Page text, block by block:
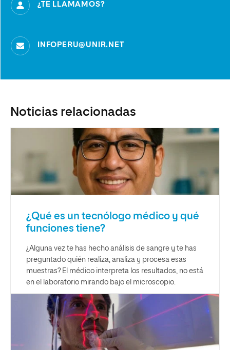
¿TE LLAMAMOS?
INFOPERU@UNIR.NET
Noticias relacionadas
¿Qué es un tecnólogo médico y qué
funciones tiene?
¿Alguna vez te has hecho análisis de sangre y te has
preguntado quién realiza, analiza y procesa esas
muestras? El médico interpreta los resultados, no está
en el laboratorio mirando bajo el microscopio.